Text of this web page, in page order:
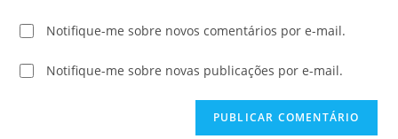
Notifique-me sobre novos comentários por e-mail.
Notifique-me sobre novas publicações por e-mail.